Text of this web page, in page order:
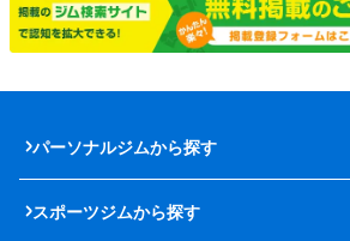
パーソナルジムから探す
スポーツジムから探す